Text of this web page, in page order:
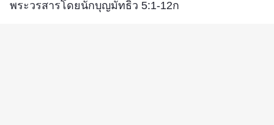
พระวรสารโดยนักบุญมัทธิว 5:1-12ก